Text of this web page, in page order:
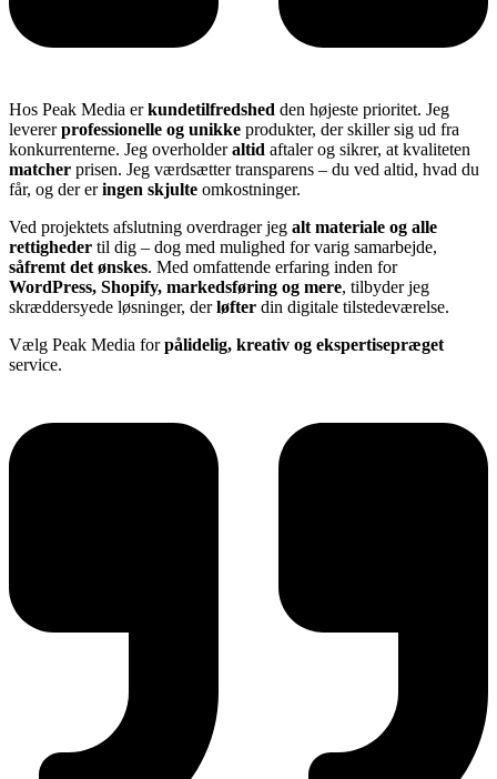
Hos Peak Media erkundetilfredshed den højeste prioritet. Jeg
levererprofessionelle og unikke produkter, der skiller sig ud fra
konkurrenterne. Jeg overholderaltid aftaler og sikrer, at kvaliteten
matcher prisen. Jeg værdsætter transparens – du ved altid, hvad du
får, og der eringen skjulte omkostninger.
Ved projektets afslutning overdrager jeg alt materiale og alle
rettigheder til dig – dog med mulighed for varig samarbejde,
såfremt det ønskes. Med omfattende erfaring inden for
WordPress, Shopify, markedsføring og mere, tilbyder jeg
skræddersyede løsninger, derløfter din digitale tilstedeværelse.
Vælg Peak Media forpålidelig, kreativ og ekspertisepræget
service.